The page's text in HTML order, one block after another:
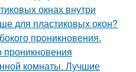
окнах внутри
для пластиковых окон?
проникновения.
проникновения
комнаты. Лучшие